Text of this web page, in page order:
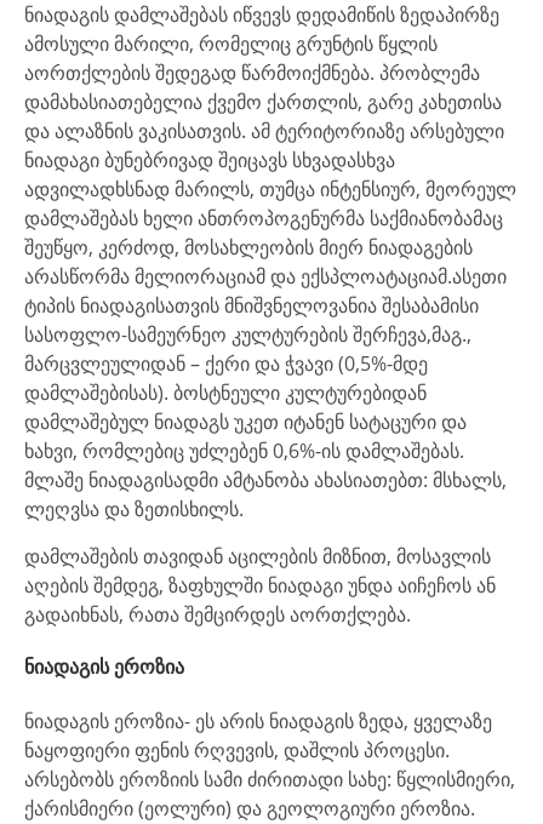
ნიადაგის დამლაშებას იწვევს დედამიწის ზედაპირზე
ამოსული მარილი, რომელიც გრუნტის წყლის
აორთქლების შედეგად წარმოიქმნება. პრობლემა
დამახასიათებელია ქვემო ქართლის, გარე კახეთისა
და ალაზნის ვაკისათვის. ამ ტერიტორიაზე არსებული
ნიადაგი ბუნებრივად შეიცავს სხვადასხვა
ადვილადხსნად მარილს, თუმცა ინტენსიურ, მეორეულ
დამლაშებას ხელი ანთროპოგენურმა საქმიანობამაც
შეუწყო, კერძოდ, მოსახლეობის მიერ ნიადაგების
არასწორმა მელიორაციამ და ექსპლოატაციამ.ასეთი
ტიპის ნიადაგისათვის მნიშვნელოვანია შესაბამისი
სასოფლო-სამეურნეო კულტურების შერჩევა,მაგ.,
მარცვლეულიდან – ქერი და ჭვავი (0,5%-მდე
დამლაშებისას). ბოსტნეული კულტურებიდან
დამლაშებულ ნიადაგს უკეთ იტანენ სატაცური და
ხახვი, რომლებიც უძლებენ 0,6%-ის დამლაშებას.
მლაშე ნიადაგისადმი ამტანობა ახასიათებთ: მსხალს,
ლეღვსა და ზეთისხილს.
დამლაშების თავიდან აცილების მიზნით, მოსავლის
აღების შემდეგ, ზაფხულში ნიადაგი უნდა აიჩეჩოს ან
გადაიხნას, რათა შემცირდეს აორთქლება.
ნიადაგის ეროზია
ნიადაგის ეროზია- ეს არის ნიადაგის ზედა, ყველაზე
ნაყოფიერი ფენის რღვევის, დაშლის პროცესი.
არსებობს ეროზიის სამი ძირითადი სახე: წყლისმიერი,
ქარისმიერი (ეოლური) და გეოლოგიური ეროზია.